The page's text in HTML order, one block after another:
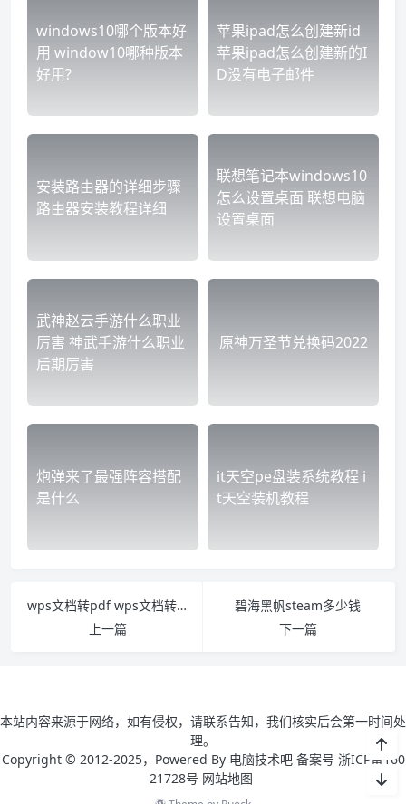
windows10哪个版本好
用 window10哪种版本
好用?
苹果ipad怎么创建新id
苹果ipad怎么创建新的I
D没有电子邮件
安装路由器的详细步骤
路由器安装教程详细
联想笔记本windows10
怎么设置桌面 联想电脑
设置桌面
武神赵云手游什么职业
厉害 神武手游什么职业
后期厉害
原神万圣节兑换码2022
炮弹来了最强阵容搭配
是什么
it天空pe盘装系统教程 i
t天空装机教程
wps文档转pdf wps文档转pdf要会员吗
上一篇
碧海黑帆steam多少钱
下一篇
本站内容来源于网络，如有侵权，请联系告知，我们核实后会第一时间处
理。
Copyright © 2012-2025，Powered By 电脑技术吧 备案号 浙ICP备160
21728号 网站地图